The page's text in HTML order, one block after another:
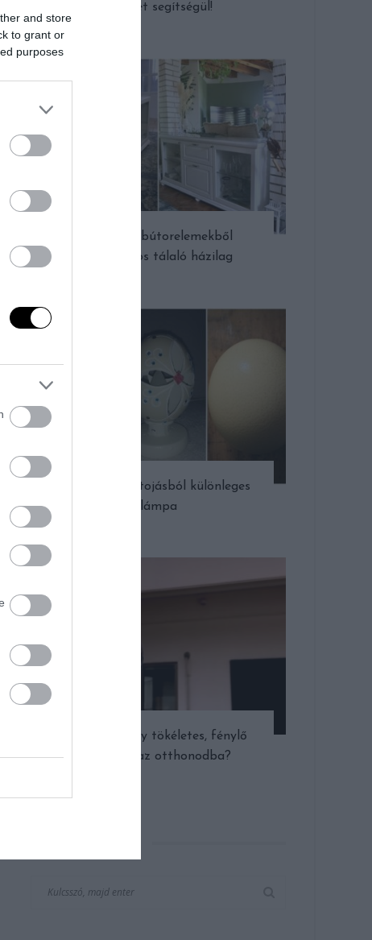
and store
to grant or
purposes
10 ötlet segítségül!
Egyszerű bútorelemekből
hangulatos tálaló házilag
Így készül a tojásból különleges
lámpa
Szeretnél egy tökéletes, fénylő
gömböt az otthonodba?